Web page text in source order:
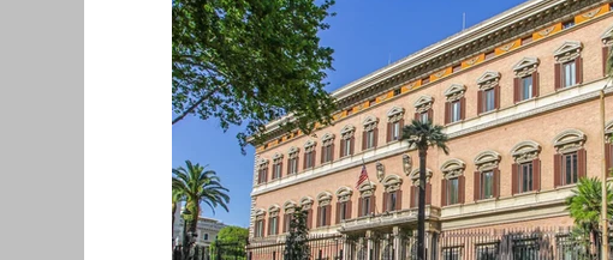
Migrazione e Rifugiati Sport Solidarietà
Filosofia Mostre Festività Eventi
Relazioni Internazionali Conflitti e Pace